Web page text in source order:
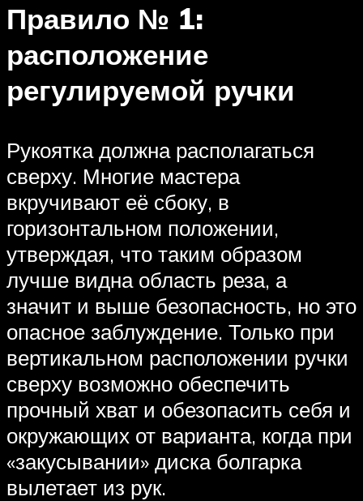
Правило № 1:
расположение
регулируемой ручки
Рукоятка должна располагаться
сверху. Многие мастера
вкручивают её сбоку, в
горизонтальном положении,
утверждая, что таким образом
лучше видна область реза, а
значит и выше безопасность, но это
опасное заблуждение. Только при
вертикальном расположении ручки
сверху возможно обеспечить
прочный хват и обезопасить себя и
окружающих от варианта, когда при
«закусывании» диска болгарка
вылетает из рук.